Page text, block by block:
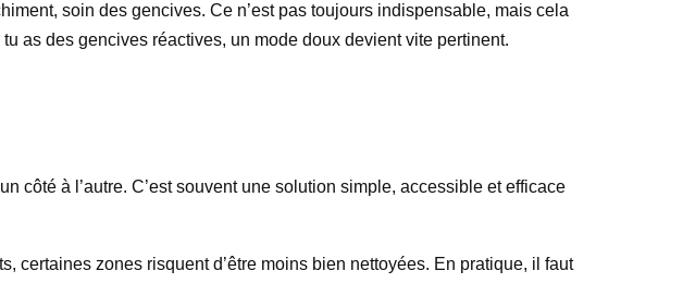
soin des gencives. Ce n’est pas toujours indispensable, mais cela
as des gencives réactives, un mode doux devient vite pertinent.
côté à l’autre. C’est souvent une solution simple, accessible et efficace
certaines zones risquent d’être moins bien nettoyées. En pratique, il faut